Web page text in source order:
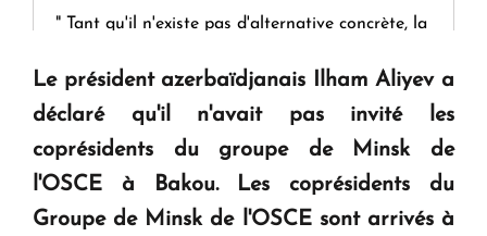
" Tant qu'il n'existe pas d'alternative concrète, la
KASA : 30 ans d'audace, de résilience et d'avenir
en Arménie
Le premier hôtel Hyatt Regency d'Arménie
Le président azerbaïdjanais Ilham Aliyev a
déclaré qu'il n'avait pas invité les
coprésidents du groupe de Minsk de
l'OSCE à Bakou. Les coprésidents du
Groupe de Minsk de l'OSCE sont arrivés à